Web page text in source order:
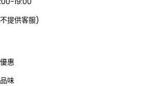
提供客服)
惠
味